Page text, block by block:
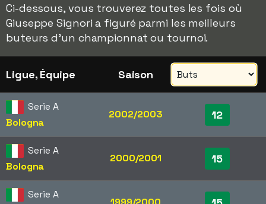
Ci-dessous, vous trouverez toutes les fois où
Giuseppe Signori a figuré parmi les meilleurs
buteurs d'un championnat ou tournoi.
Ligue, Équipe Saison
Serie A
Bologna
2002/2003 12
Serie A
Bologna
2000/2001 15
Serie A